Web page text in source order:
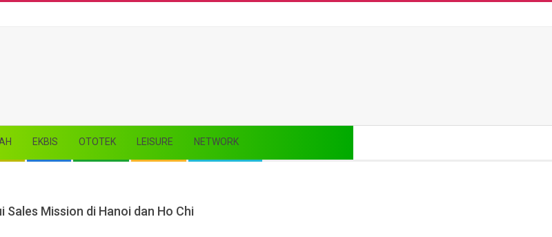
EKBIS OTOTEK LEISURE NETWORK
Mission di Hanoi dan Ho Chi